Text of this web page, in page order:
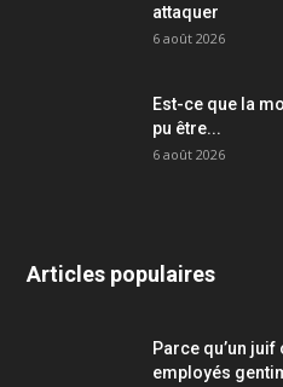
attaquer
6 août 2026
Est-ce que la
pu être...
6 août 2026
Articles populaires
Parce qu’un
employés